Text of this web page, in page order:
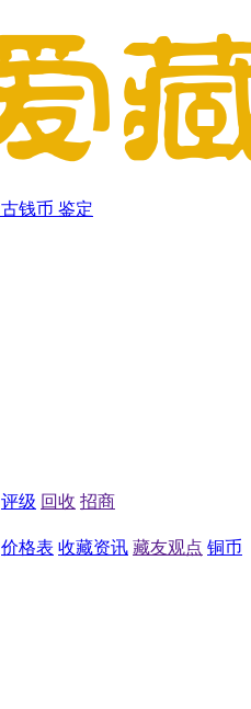
古钱币 鉴定
评级 回收 招商
价格表 收藏资讯 藏友观点 铜币